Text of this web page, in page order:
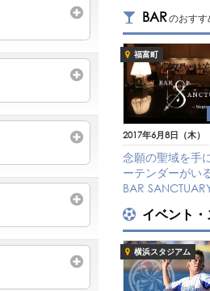
BARのおすす
福富町
2017年6月8日（木）
念願の聖域を手
ーテンダーがい
BAR
イベント
横浜スタジアム